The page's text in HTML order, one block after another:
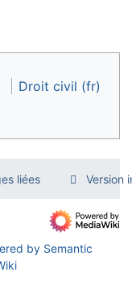
Droit civil (fr)
liées Version